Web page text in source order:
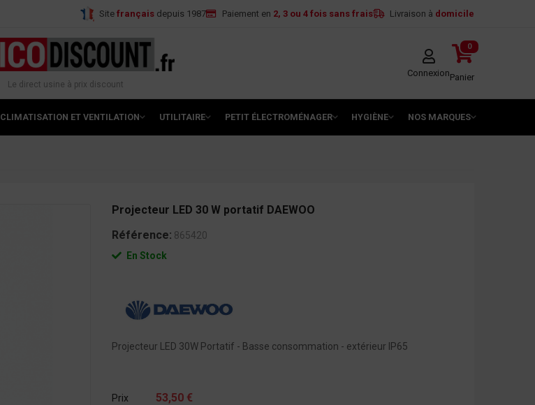
Site français depuis 1987 Paiement en 2, 3 ou 4 fois sans frais Livraison à domicile
Le direct usine à prix discount
Connexion
0
Panier
CLIMATISATION ET VENTILATION UTILITAIRE PETIT ÉLECTROMÉNAGER HYGIÈNE NOS MARQUES
Projecteur LED 30 W portatif DAEWOO
Référence: 865420
En Stock
Projecteur LED 30W Portatif - Basse consommation - extérieur IP65
Prix 53,50 €